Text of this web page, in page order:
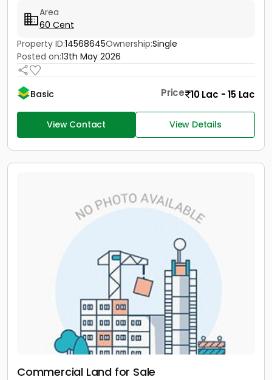
Area
60 Cent
Property ID:14568645Ownership:Single
Posted on:13th May 2026
Basic Price 10 Lac - 15 Lac
View Contact View Details
Commercial Land for Sale